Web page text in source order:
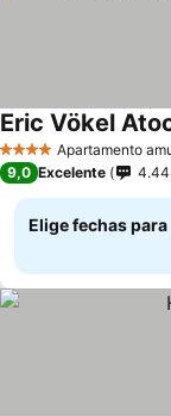
4 EstrellasApartamento
Ver precios
9,0 Excelente
Elige fechas